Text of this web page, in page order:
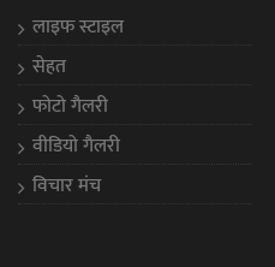
लाइफ स्टाइल
सेहत
फोटो गैलरी
वीडियो गैलरी
विचार मंच